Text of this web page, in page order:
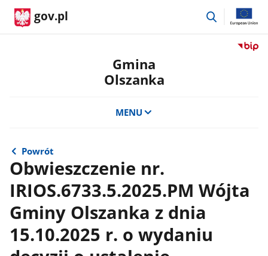
gov.pl
przejdź
Przejdź
Gmina
Olszanka
MENU
Powrót
Obwieszczenie nr.
IRIOS.6733.5.2025.PM Wójta
Gminy Olszanka z dnia
15.10.2025 r. o wydaniu